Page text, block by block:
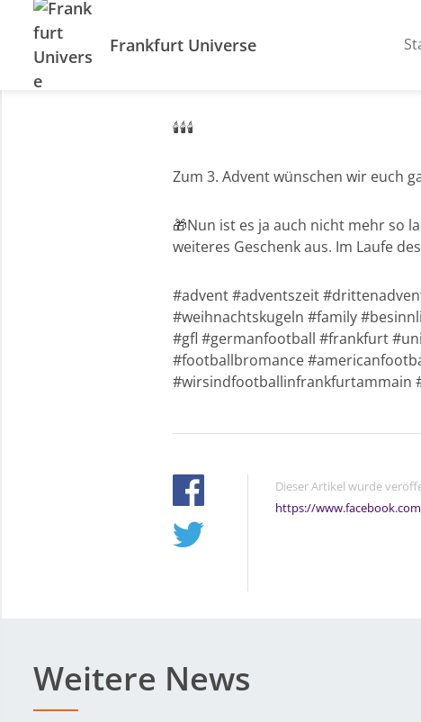
Frankfurt Universe
🕯🕯🕯
Zum 3. Advent wünschen wir euch
🎁Nun ist es ja auch nicht mehr so
weiteres Geschenk aus. Im Laufe
#advent #adventszeit
#weihnachtskugeln #family
#gfl #germanfootball #frankfurt
#footballbromance
#wirsindfootballinfrankfurtammain
Dieser Artikel wurde
https://
Weitere News